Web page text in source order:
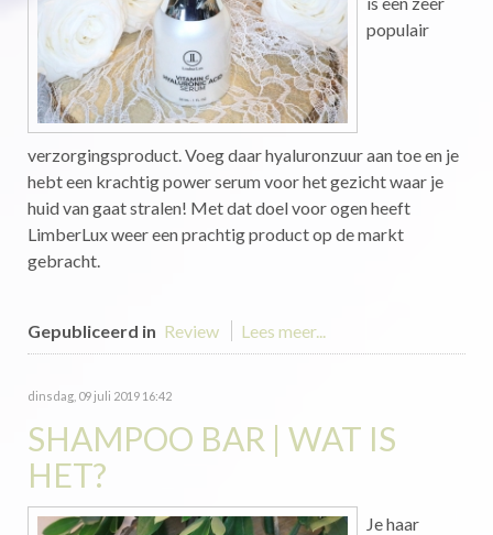
populair
verzorgingsproduct. Voeg daar hyaluronzuur aan toe en je
hebt een krachtig power serum voor het gezicht waar je
huid van gaat stralen! Met dat doel voor ogen heeft
LimberLux weer een prachtig product op de markt
gebracht.
Gepubliceerd in Review Lees meer...
dinsdag, 09 juli 2019 16:42
SHAMPOO BAR | WAT IS
HET?
Je haar